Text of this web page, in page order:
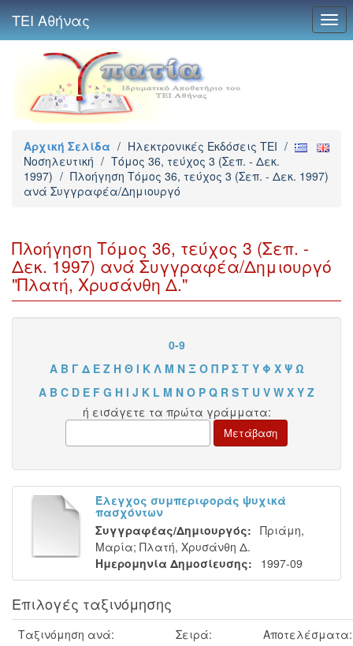
ΤΕΙ Αθήνας
Αρχική Σελίδα / Ηλεκτρονικές Εκδόσεις TEI /
Νοσηλευτική / Τόμος 36, τεύχος 3 (Σεπ. - Δεκ.
1997) / Πλοήγηση Τόμος 36, τεύχος 3 (Σεπ. - Δεκ. 1997)
ανά Συγγραφέα/Δημιουργό
Πλοήγηση Τόμος 36, τεύχος 3 (Σεπ. -
Δεκ. 1997) ανά Συγγραφέα/Δημιουργό
"Πλατή, Χρυσάνθη Δ."
0-9
Α Β Γ Δ Ε Ζ Η Θ Ι Κ Λ Μ Ν Ξ Ο Π Ρ Σ Τ Υ Φ Χ Ψ Ω
A B C D E F G H I J K L M N O P Q R S T U V W X Y Z
ή εισάγετε τα πρώτα γράμματα:
Έλεγχος συμπεριφοράς ψυχικά
πασχόντων
Συγγραφέας/Δημιουργός: Πριάμη,
Μαρία; Πλατή, Χρυσάνθη Δ.
Ημερομηνία Δημοσίευσης:
1997-09
Επιλογές ταξινόμησης
Ταξινόμηση ανά: Σειρά: Αποτελέσματα: